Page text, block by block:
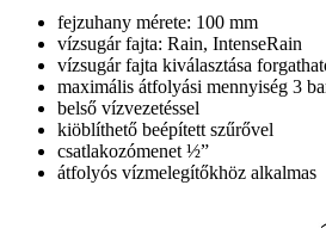
fejzuhany mérete: 100 mm
vízsugár fajta: Rain, IntenseRain
vízsugár fajta kiválasztása
maximális átfolyási mennyiség 3
belső vízvezetéssel
kiöblíthető beépített szűrővel
csatlakozómenet ½”
átfolyós vízmelegítőkhöz alkalmas